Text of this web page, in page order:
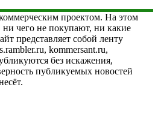
проектом. На этом
ни чего не покупают, ни какие
представляет собой ленту
kommersant.ru,
без искажения,
публикуемых новостей